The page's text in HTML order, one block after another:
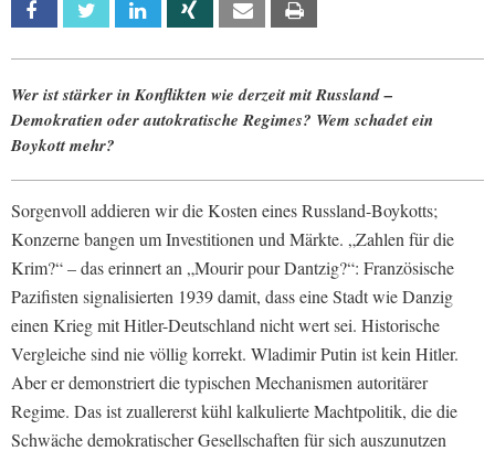
Facebook Twitter Linkedin Xing Email
Wer ist stärker in Konflikten wie derzeit mit Russland –
Demokratien oder autokratische Regimes? Wem schadet ein
Boykott mehr?
Sorgenvoll addieren wir die Kosten eines Russland-Boykotts;
Konzerne bangen um Investitionen und Märkte. „Zahlen für die
Krim?“ – das erinnert an „Mourir pour Dantzig?“: Französische
Pazifisten signalisierten 1939 damit, dass eine Stadt wie Danzig
einen Krieg mit Hitler-Deutschland nicht wert sei. Historische
Vergleiche sind nie völlig korrekt. Wladimir Putin ist kein Hitler.
Aber er demonstriert die typischen Mechanismen autoritärer
Regime. Das ist zuallererst kühl kalkulierte Machtpolitik, die die
Schwäche demokratischer Gesellschaften für sich auszunutzen